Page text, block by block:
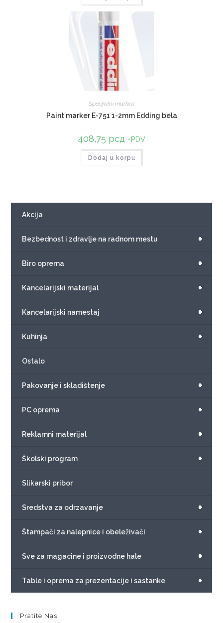
Specijalni markeri
Paint marker E-751 1-2mm Edding bela
408,75 рсд +PDV
Dodaj u korpu
Akcija
+
Bezbednost i zdravlje na radnom mestu
+
Biro oprema
+
Kancelarijski materijal
+
Kancelarijski namestaj
+
Kuhinja
Ostalo
+
Pakovanje i skladištenje
+
PC oprema
+
Reklamni materijal
+
Školski program
Slikarski pribor
+
Sredstva za odrzavanje
+
Štampači za nalepnice i obeleživači
+
Sve za magacine i proizvodne hale
+
Table i oprema za prezentacije i sastanke
Pratite Nas